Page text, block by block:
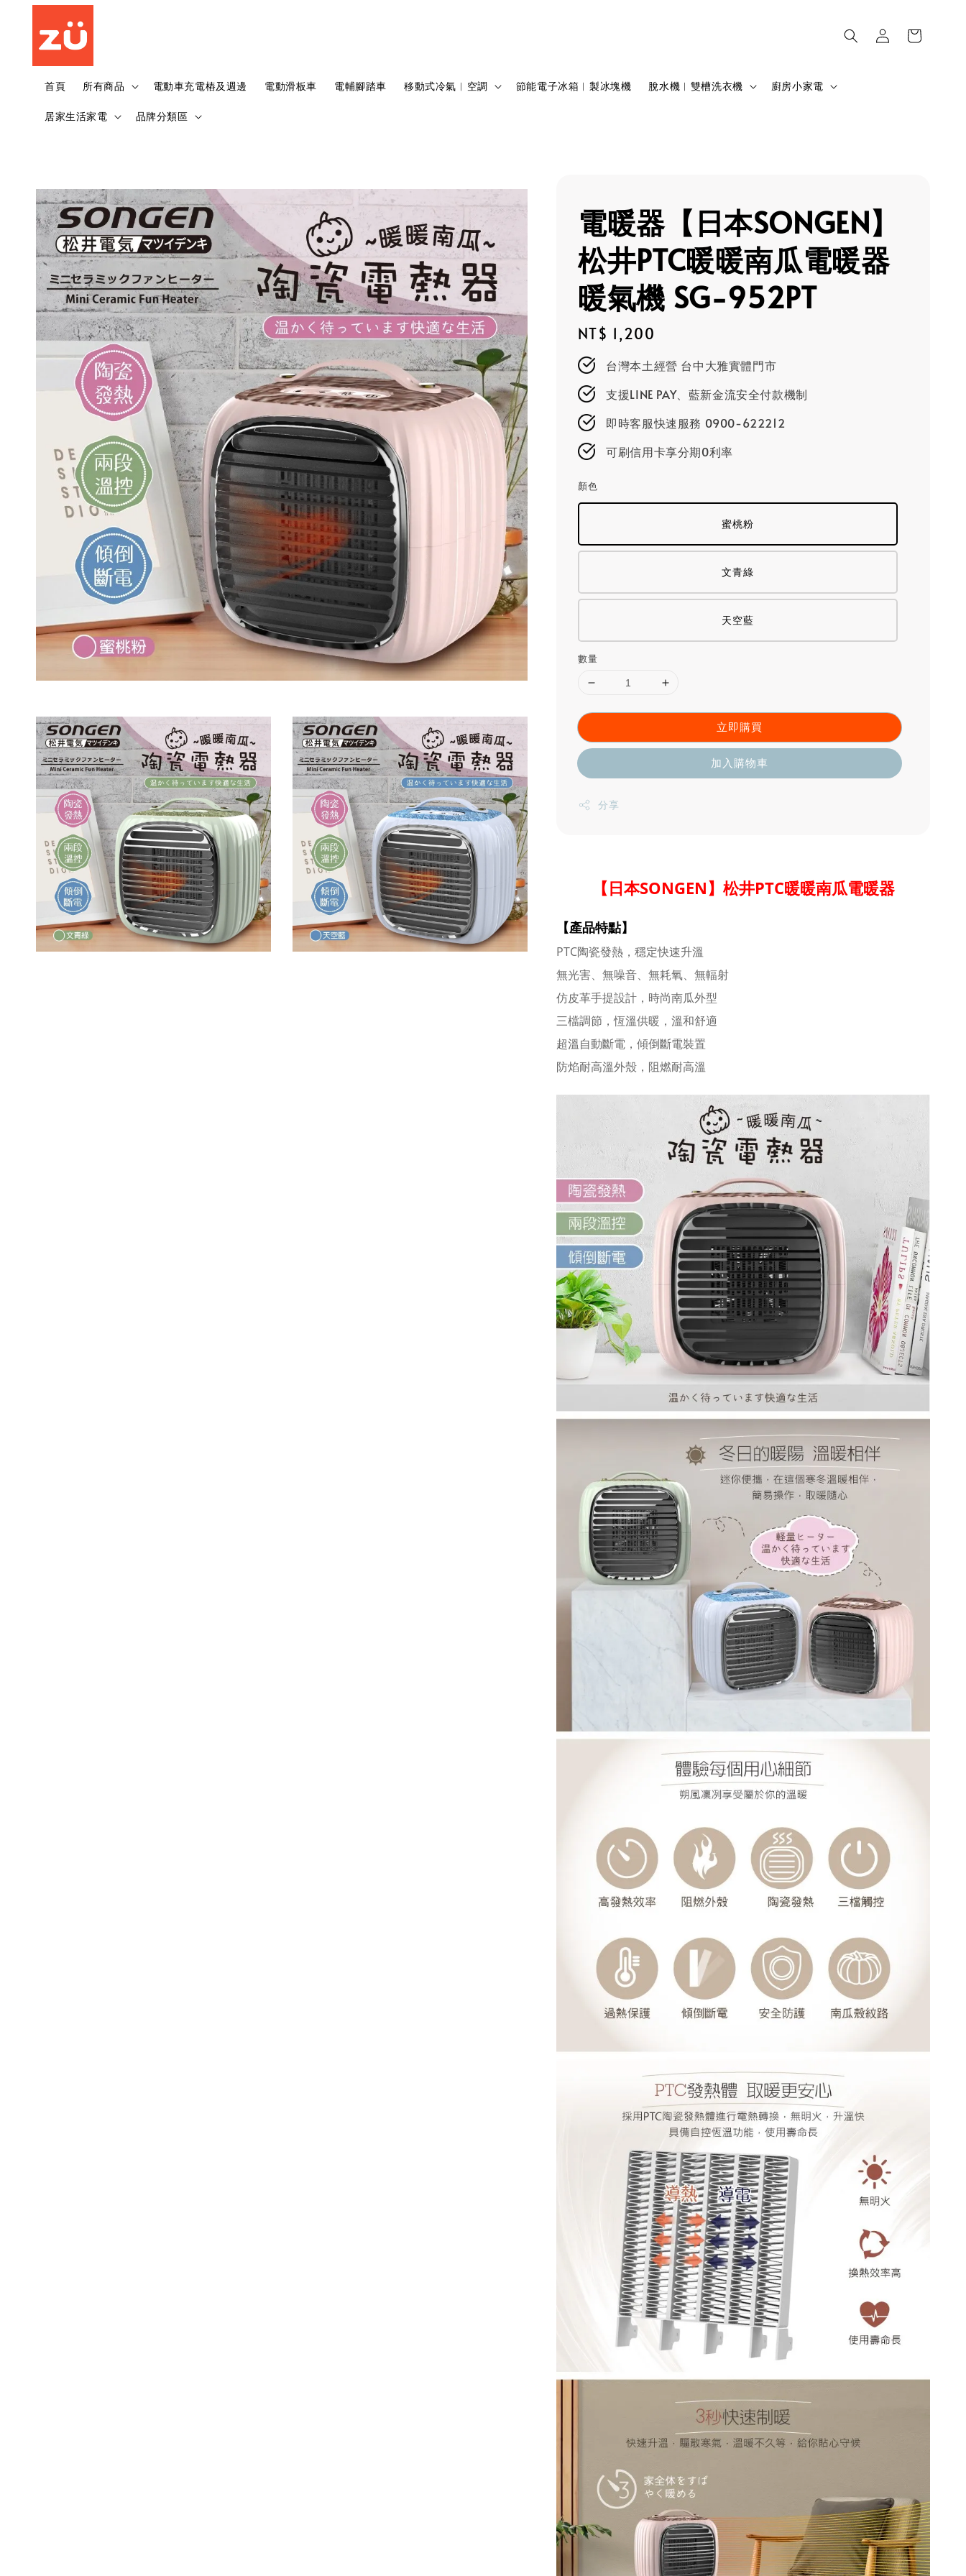
首頁 所有商品 電動車充電樁及週邊 電動滑板車 電輔腳踏車 移動式冷氣︱空調 節能電子冰箱︱製冰塊機 脫水機︱雙槽洗衣機 廚房小家電
居家生活家電 品牌分類區
電暖器【日本SONGEN】
松井PTC暖暖南瓜電暖器
暖氣機 SG-952PT
Regular
price
NT$ 1,200
台灣本土經營 台中大雅實體門市
支援LINE PAY、藍新金流安全付款機制
即時客服快速服務 0900-622212
可刷信用卡享分期0利率
顏色
蜜桃粉
文青綠
天空藍
數量
立即購買
加入購物車
分享
【日本SONGEN】松井PTC暖暖南瓜電暖器
【產品特點】
PTC陶瓷發熱，穩定快速升溫
無光害、無噪音、無耗氧、無輻射
仿皮革手提設計，時尚南瓜外型
三檔調節，恆溫供暖，溫和舒適
超溫自動斷電，傾倒斷電裝置
防焰耐高溫外殼，阻燃耐高溫